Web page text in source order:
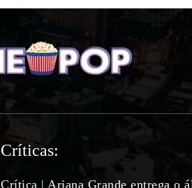
Críticas:
Crítica | Ariana Grande entrega o